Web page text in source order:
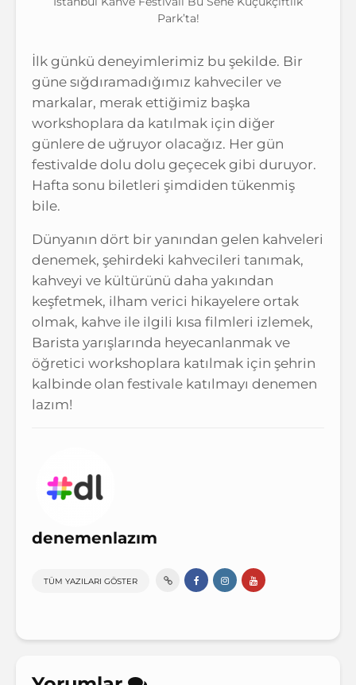
Park’ta!
İlk günkü deneyimlerimiz bu şekilde. Bir
güne sığdıramadığımız kahveciler ve
markalar, merak ettiğimiz başka
workshoplara da katılmak için diğer
günlere de uğruyor olacağız. Her gün
festivalde dolu dolu geçecek gibi duruyor.
Hafta sonu biletleri şimdiden tükenmiş
bile.
Dünyanın dört bir yanından gelen kahveleri
denemek, şehirdeki kahvecileri tanımak,
kahveyi ve kültürünü daha yakından
keşfetmek, ilham verici hikayelere ortak
olmak, kahve ile ilgili kısa filmleri izlemek,
Barista yarışlarında heyecanlanmak ve
öğretici workshoplara katılmak için şehrin
kalbinde olan festivale katılmayı denemen
lazım!
denemenlazım
TÜM YAZILARI GÖSTER